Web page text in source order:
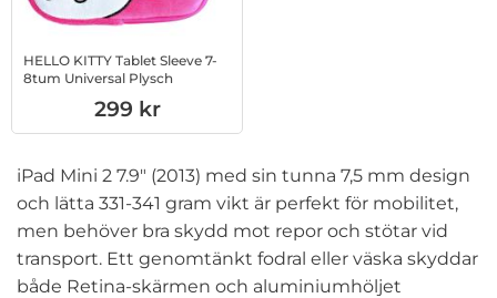
HELLO KITTY Tablet Sleeve 7-
8tum Universal Plysch
Art. nr 1002807928
299 kr
iPad Mini 2 7.9" (2013) med sin tunna 7,5 mm design
och lätta 331-341 gram vikt är perfekt för mobilitet,
men behöver bra skydd mot repor och stötar vid
transport. Ett genomtänkt fodral eller väska skyddar
både Retina-skärmen och aluminiumhöljet